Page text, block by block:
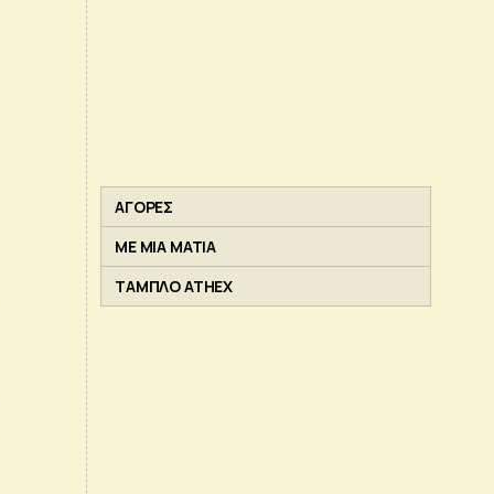
ΑΓΟΡΕΣ
ΜΕ ΜΙΑ ΜΑΤΙΑ
ΤΑΜΠΛΟ ATHEX